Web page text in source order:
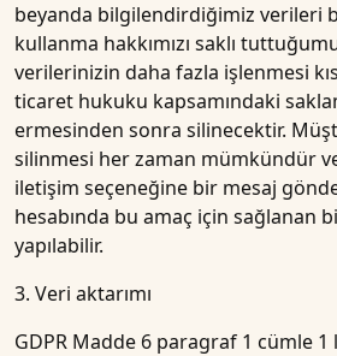
beyanda bilgilendirdiğimiz verileri
kullanma hakkımızı saklı
verilerinizin daha fazla işlenmesi
ticaret hukuku kapsamındaki
ermesinden sonra silinecektir.
silinmesi her zaman mümkündür
iletişim seçeneğine bir mesaj
hesabında bu amaç için sağlanan
yapılabilir.
3. Veri aktarımı
GDPR Madde 6 paragraf 1 cümle 1